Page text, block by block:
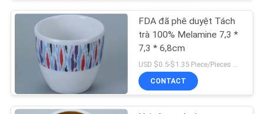
PRIVACY
POLICYĐồ dùng bằng thép
không gỉ
11
FDA đã phê duyệt Tách
trà 100% Melamine 7,3 *
7,3 * 6,8cm
CONTACT